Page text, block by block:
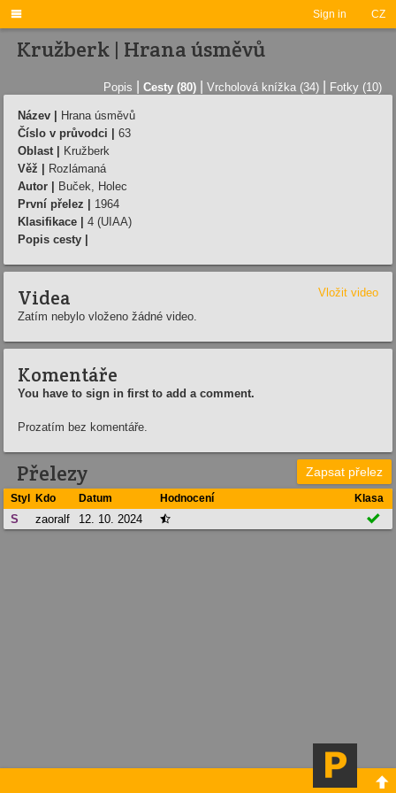
Sign in CZ

Kružberk | Hrana úsměvů
Popis Cesty (80) Vrcholová knížka (34) Fotky (10)
Název |
Hrana úsměvů
Číslo v průvodci |
63
Oblast |
Kružberk
Věž |
Rozlámaná
Autor |
Buček, Holec
První přelez |
1964
Klasifikace |
4 (UIAA)
Popis cesty |
Videa
Vložit video
Zatím nebylo vloženo žádné video.
Komentáře
You have to sign in first to add a comment.
Prozatím bez komentáře.
Přelezy Zapsat přelez
Styl Kdo Datum Hodnocení Klasa
S zaoralf 12. 10. 2024  
